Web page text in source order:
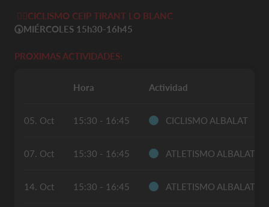
🚴‍♀️CICLISMO CEIP TIRANT LO BLANC
🕠MIÉRCOLES 15h30-16h45
PROXIMAS ACTIVIDADES:
Hora Actividad
05. Oct 15:30 - 16:45 CICLISMO ALBALAT
07. Oct 15:30 - 16:45 ATLETISMO ALBALAT
14. Oct 15:30 - 16:45 ATLETISMO ALBALAT